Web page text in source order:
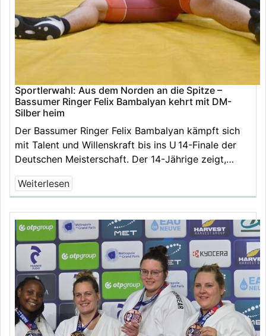
Sportlerwahl: Aus dem Norden an die Spitze –
Bassumer Ringer Felix Bambalyan kehrt mit DM-
Silber heim
Der Bassumer Ringer Felix Bambalyan kämpft sich
mit Talent und Willenskraft bis ins U 14-Finale der
Deutschen Meisterschaft. Der 14-Jährige zeigt,…
Weiterlesen